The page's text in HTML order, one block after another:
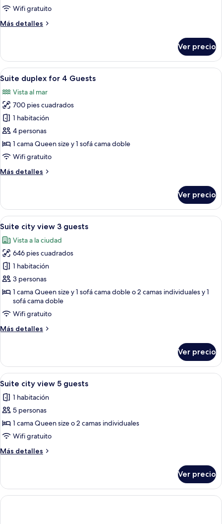
for
Guests
Wifi gratuito
Más detalles
Más
duplex
for
3
Ver precio
Abrir
todas
las
fotos
de
Suite
duplex
for
Guests
Una habitación de hotel moderna
20
Suite duplex for 4 Guests
Vista al mar
700 pies cuadrados
1 habitación
4 personas
1 cama Queen size y 1 sofá cama doble
Wifi gratuito
Más detalles
Más
duplex
for
4
Ver precio
Abrir
todas
las
fotos
de
Suite
city
view
3
guests
Una habitación de hotel moderna
13
Suite city view 3 guests
Vista a la ciudad
646 pies cuadrados
1 habitación
3 personas
1 cama Queen size y 1 sofá cama doble o 2 camas individuales y 1
sofá cama doble
Wifi gratuito
Más detalles
Más
city
view
3
Ver precio
Abrir
todas
las
fotos
de
Suite
city
view
guests
Una habitación de hotel moderna
27
Suite city view 5 guests
1 habitación
5 personas
1 cama Queen size o 2 camas individuales
Wifi gratuito
Más detalles
Más
city
view
5
Ver precio